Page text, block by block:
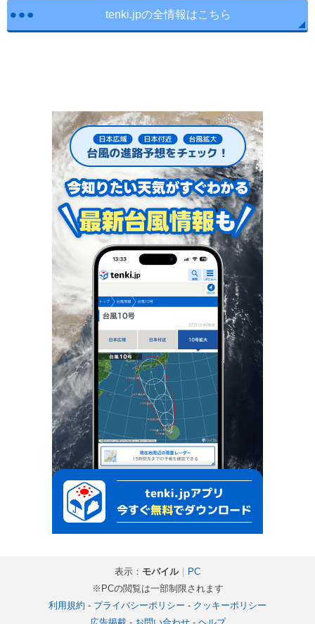
tenki.jpの全情報はこちら
表示： モバイル｜ PC
※PCの閲覧は一部制限されます
利用規約 - プライバシーポリシー - クッキーポリシー